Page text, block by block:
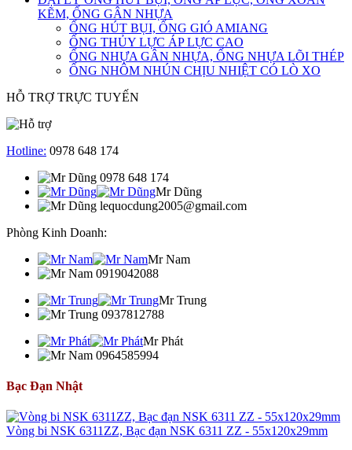
KẼM, ỐNG GÂN NHỰA
ỐNG HÚT BỤI, ỐNG GIÓ AMIANG
ỐNG THỦY LỰC ÁP LỰC CAO
ỐNG NHỰA GÂN NHỰA, ỐNG NHỰA LÕI THÉP
ỐNG NHÔM NHÚN CHỊU NHIỆT CÓ LÒ XO
HỖ TRỢ TRỰC TUYẾN
Hotline: 0978 648 174
0978 648 174
Mr Dũng
lequocdung2005@gmail.com
Phòng Kinh Doanh:
Mr Nam
0919042088
Mr Trung
0937812788
Mr Phát
0964585994
Bạc Đạn Nhật
Vòng bi NSK 6311ZZ, Bạc đạn NSK 6311 ZZ - 55x120x29mm